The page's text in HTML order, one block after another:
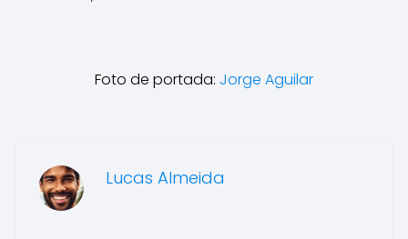
Foto de portada: Jorge Aguilar
Lucas Almeida